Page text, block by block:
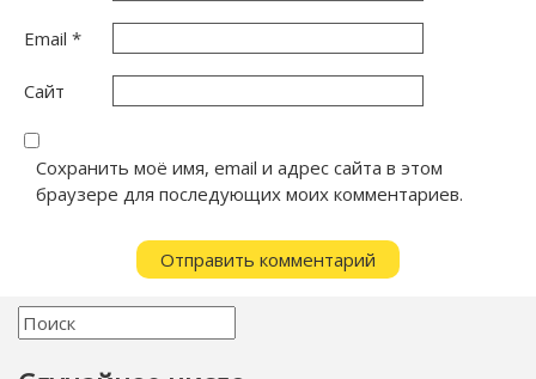
Email *
Сайт
Сохранить моё имя, email и адрес сайта в этом
браузере для последующих моих комментариев.